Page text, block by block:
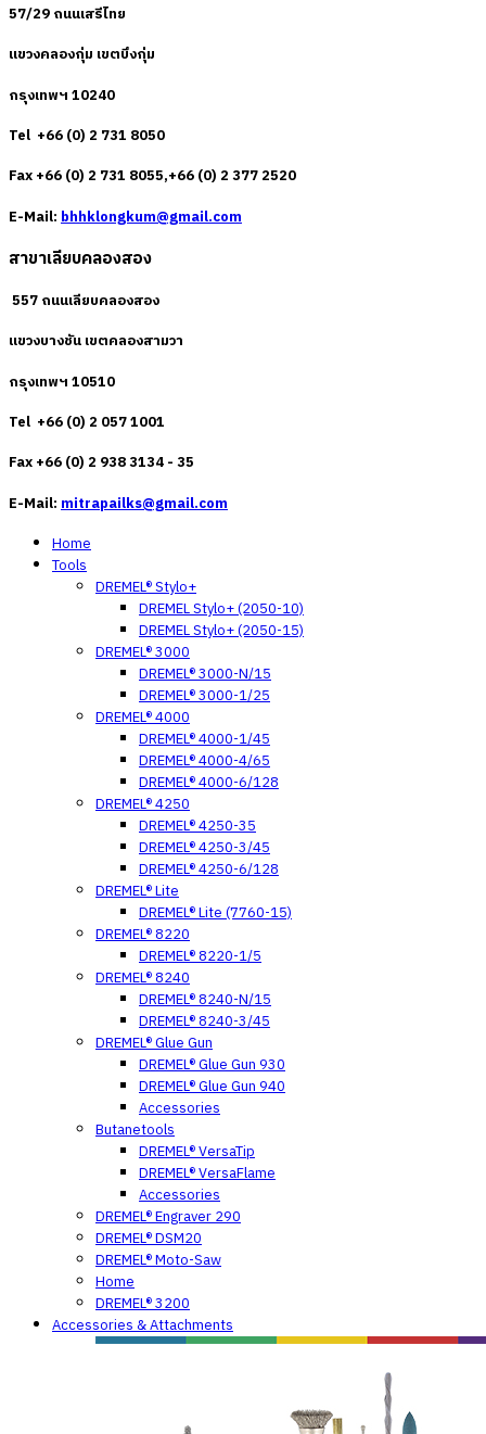
57/29 ถนนเสรีไทย
แขวงคลองกุ่ม เขตบึงกุ่ม
กรุงเทพฯ 10240
Tel +66 (0) 2 731 8050
Fax +66 (0) 2 731 8055,+66 (0) 2 377 2520
E-Mail:bhhklongkum@gmail.com
สาขาเลียบคลองสอง
557 ถนนเลียบคลองสอง
แขวงบางชัน เขตคลองสามวา
กรุงเทพฯ 10510
Tel +66 (0) 2 057 1001
Fax +66 (0) 2 938 3134 - 35
E-Mail:mitrapailks@gmail.com
Home
Tools
DREMEL® Stylo+
DREMEL Stylo+ (2050-10)
DREMEL Stylo+ (2050-15)
DREMEL® 3000
DREMEL® 3000-N/15
DREMEL® 3000-1/25
DREMEL® 4000
DREMEL® 4000-1/45
DREMEL® 4000-4/65
DREMEL® 4000-6/128
DREMEL® 4250
DREMEL® 4250-35
DREMEL® 4250-3/45
DREMEL® 4250-6/128
DREMEL® Lite
DREMEL® Lite (7760-15)
DREMEL® 8220
DREMEL® 8220-1/5
DREMEL® 8240
DREMEL® 8240-N/15
DREMEL® 8240-3/45
DREMEL® Glue Gun
DREMEL® Glue Gun 930
DREMEL® Glue Gun 940
Accessories
Butanetools
DREMEL® VersaTip
DREMEL® VersaFlame
Accessories
DREMEL® Engraver 290
DREMEL® DSM20
DREMEL® Moto-Saw
Home
DREMEL® 3200
Accessories & Attachments